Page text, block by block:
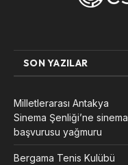
SON YAZILAR
Milletlerarası Antakya
Sinema Şenliği’ne sinema
başvurusu yağmuru
Bergama Tenis Kulübü